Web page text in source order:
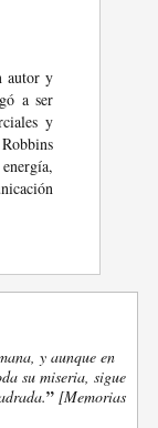
autor y
a ser
y
y aunque en
su miseria, sigue
” [Memorias